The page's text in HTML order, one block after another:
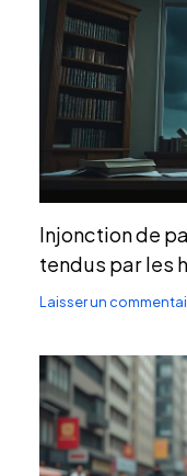
Injonction de
tendus par les
Laisser un